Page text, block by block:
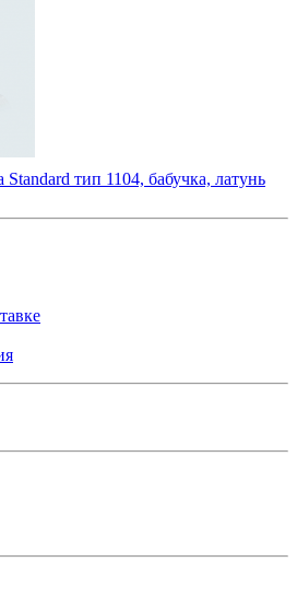
тип 1104, бабучка, латунь